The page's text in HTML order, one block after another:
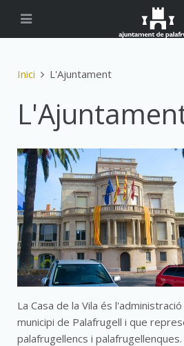
Inici L'Ajuntament
La Casa de la Vila és
municipi de Palafrugell i que
palafrugellencs i palafrugellenques.